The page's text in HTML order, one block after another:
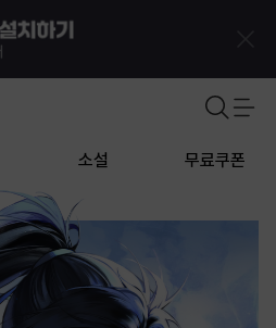
소설 무료쿠폰